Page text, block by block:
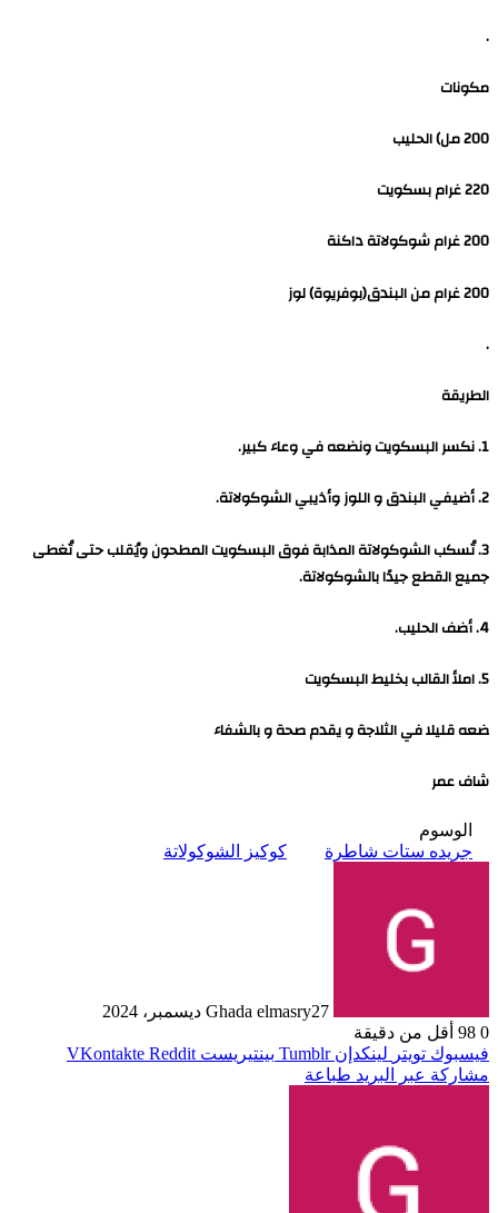
.
مكونات
200 مل) الحليب
220 غرام بسكويت
200 غرام شوكولاتة داكنة
200 غرام من البندق(بوفريوة) لوز
.
الطريقة
1. نكسر البسكويت ونضعه في وعاء كبير.
2. أضيفي البندق و اللوز وأذيبي الشوكولاتة.
3. تُسكب الشوكولاتة المذابة فوق البسكويت المطحون ويُقلب حتى تُغطى
جميع القطع جيدًا بالشوكولاتة.
4. أضف الحليب.
5. املأ القالب بخليط البسكويت
ضعه قليلا في الثلاجة و يقدم صحة و بالشفاء
شاف عمر
الوسوم
جريده ستات شاطرة
كوكيز الشوكولاتة
Ghada elmasry27 ديسمبر، 2024
0
أقل من دقيقة
فيسبوك تويتر لينكدإن بينتيريست
مشاركة عبر البريد طباعة